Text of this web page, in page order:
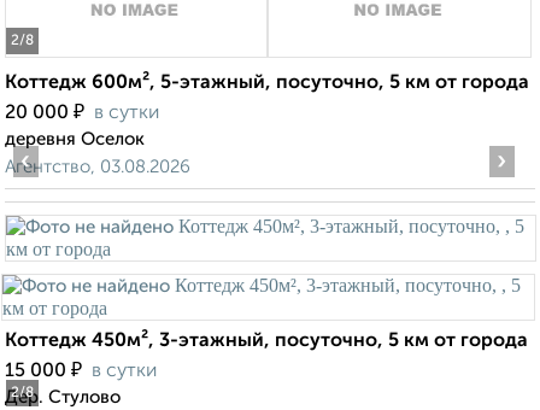
2/8
Коттедж 600м², 5-этажный, посуточно, 5 км от города
20 000 ₽ в сутки
деревня Оселок
Агентство, 03.08.2026
2/8
‹ ›
Коттедж 450м², 3-этажный, посуточно, 5 км от города
15 000 ₽ в сутки
Дер. Стулово